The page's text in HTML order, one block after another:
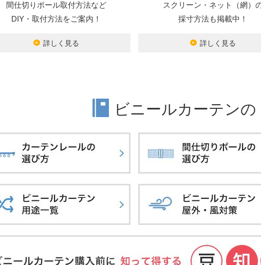
間仕切りポール取付方法など
DIY・取付方法をご案内！
詳しく見る
スクリーン・ネット（網）
採寸方法も掲載中！
詳しく見る
ビニールカーテンの